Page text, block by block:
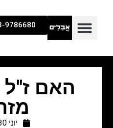
9786680
האם ז"ל
יוני 30, 2025